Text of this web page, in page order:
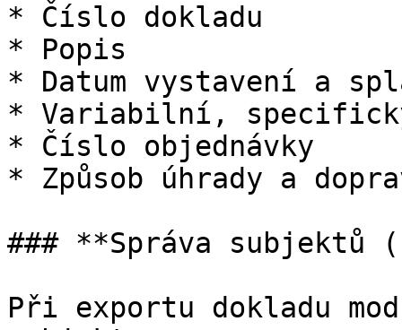
* Číslo dokladu
* Popis
* Datum vystavení a
* Variabilní,
* Číslo objednávky
* Způsob úhrady a
### **Správa subjektů
Při exportu dokladu